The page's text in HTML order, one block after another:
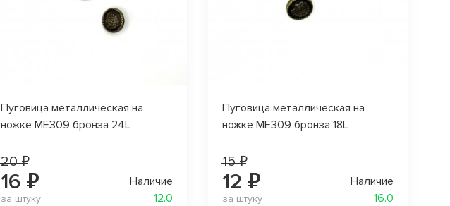
Пуговица металлическая на
ножке МЕ309 бронза 24L
20 ₽
16 ₽
за штуку
Наличие
12.0
Пуговица металлическая на
ножке МЕ309 бронза 18L
15 ₽
12 ₽
за штуку
Наличие
16.0